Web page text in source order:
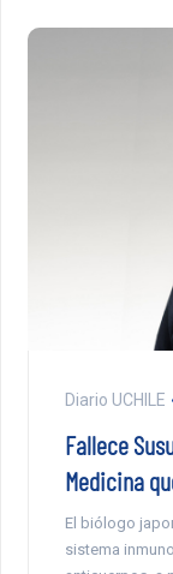
Diario UCHILE
Fallece
Medicina
El biólogo
sistema